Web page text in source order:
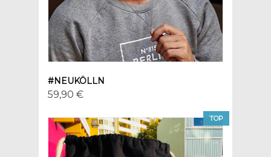
#NEUKÖLLN
59,90 €
TOP